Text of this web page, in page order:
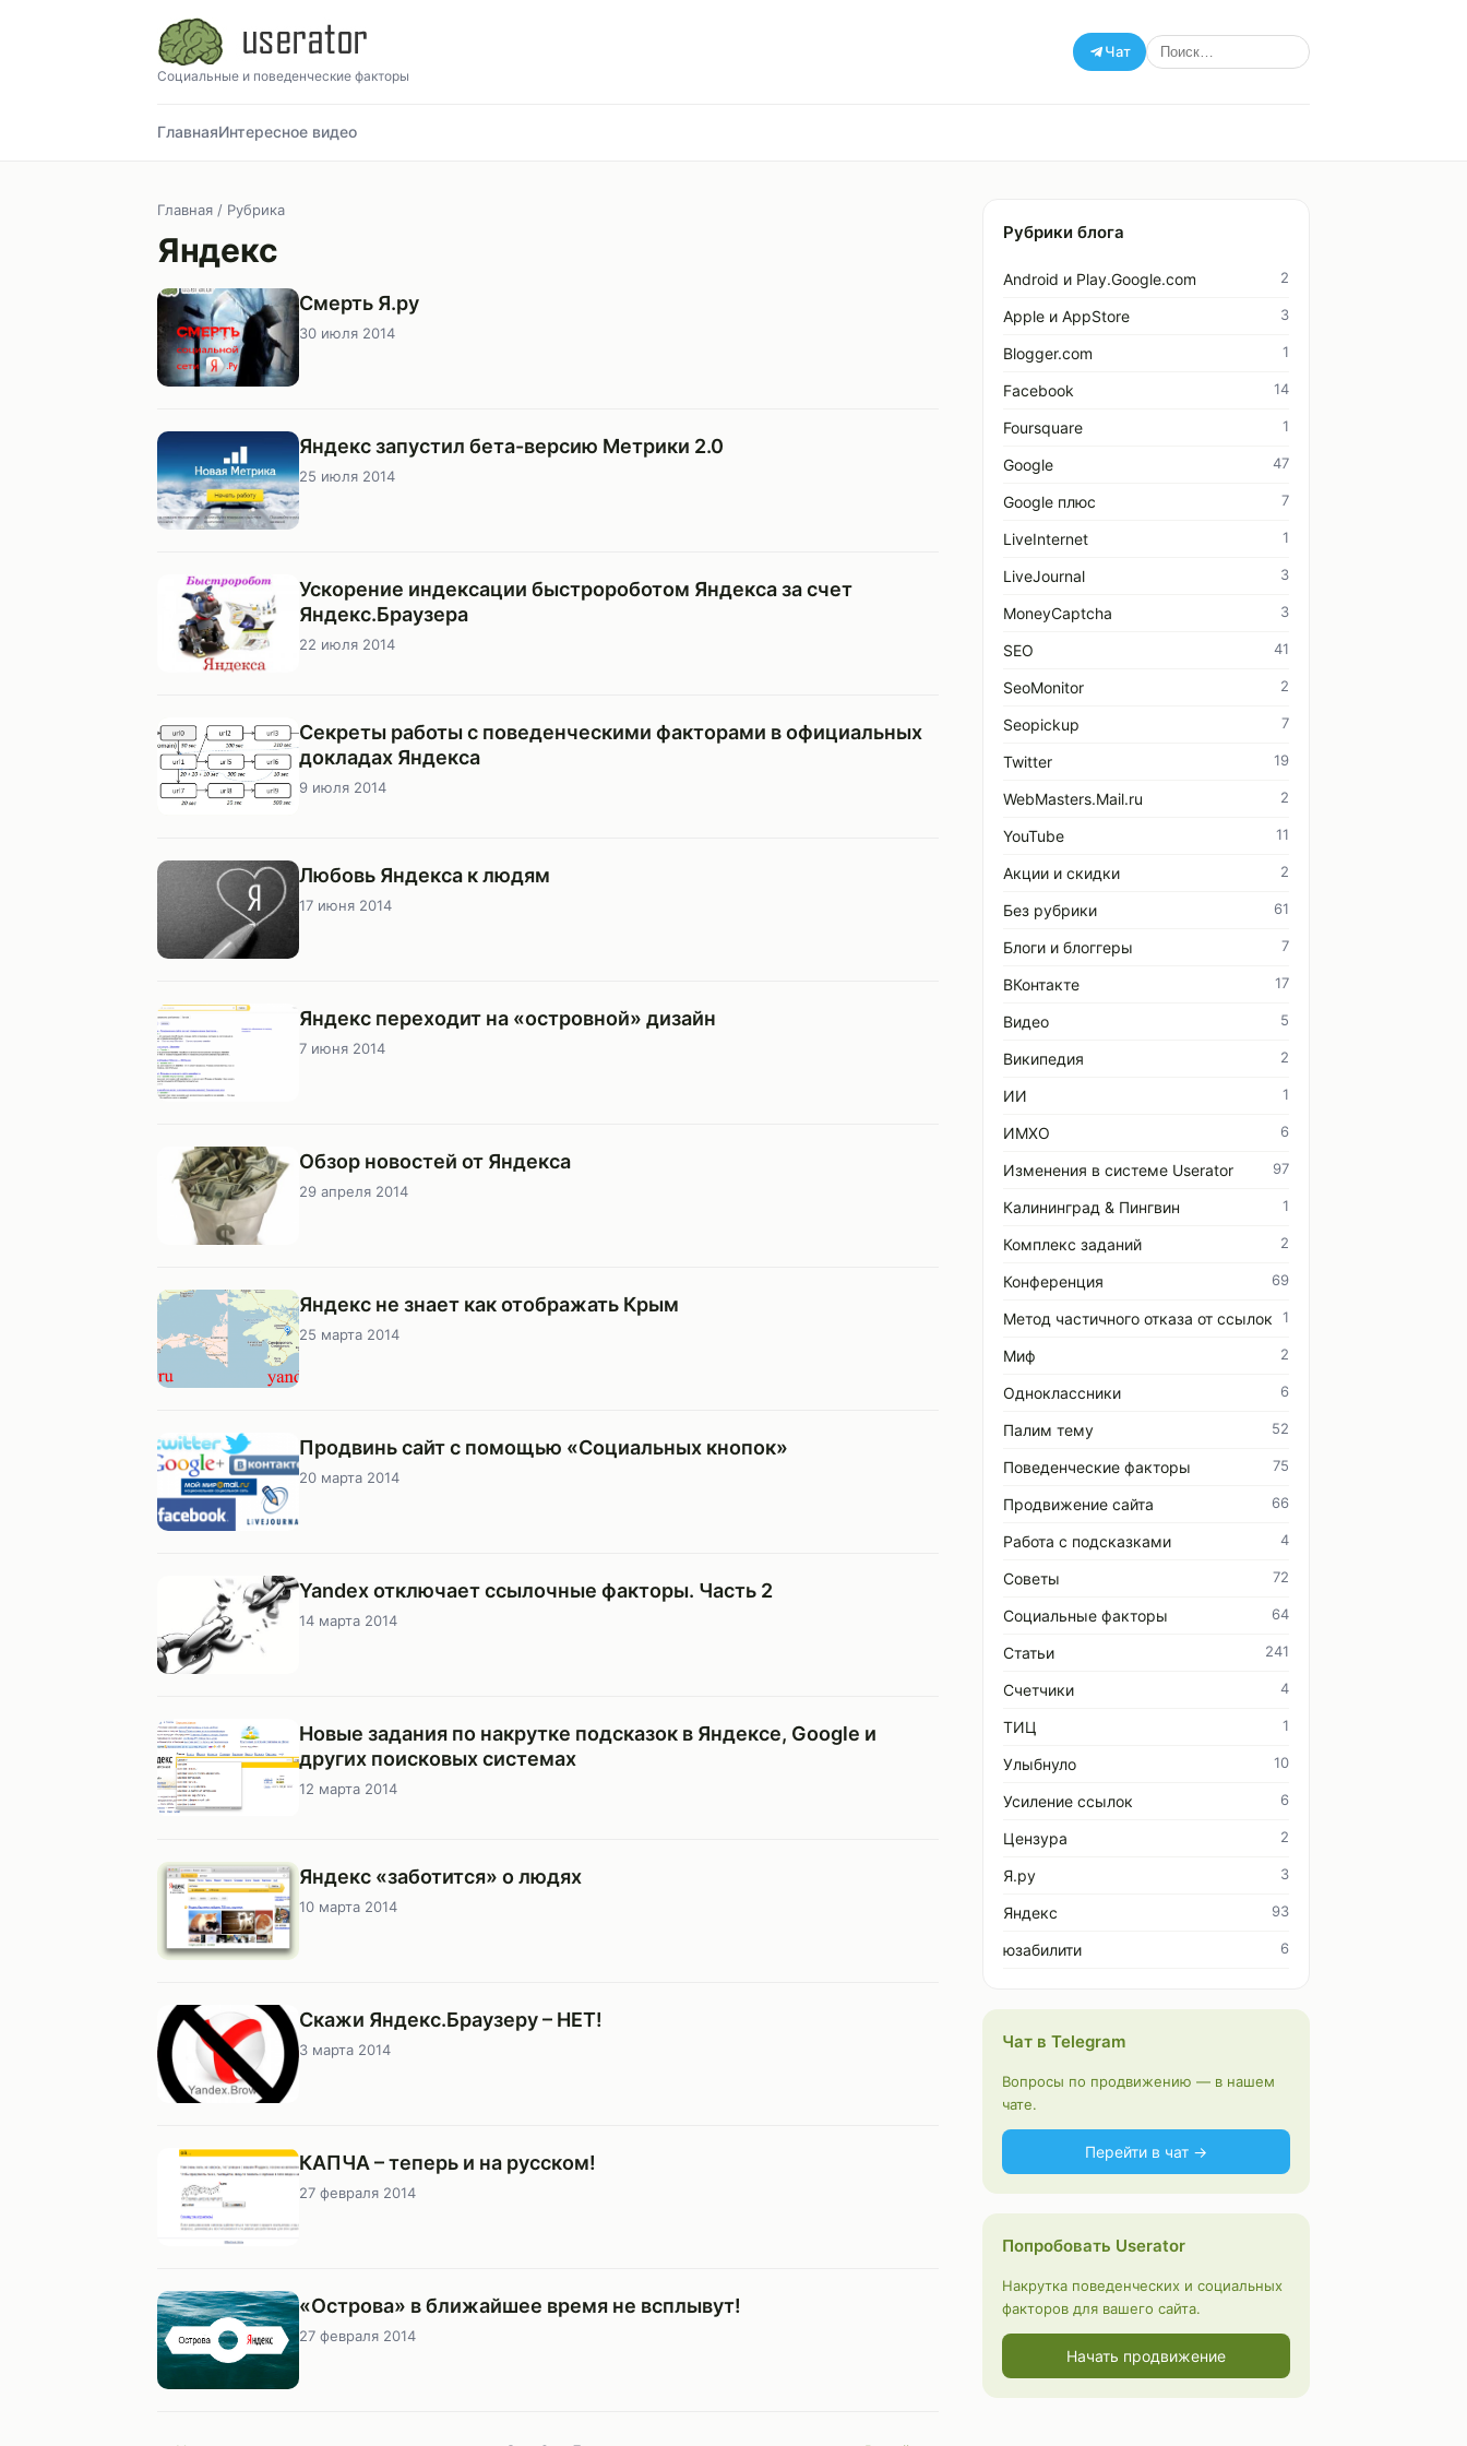
Социальные и поведенческие факторы
Чат
ГлавнаяИнтересное видео
Главная / Рубрика
Яндекс
Смерть Я.ру
30 июля 2014
Яндекс запустил бета-версию Метрики 2.0
25 июля 2014
Ускорение индексации быстророботом Яндекса за счет
Яндекс.Браузера
22 июля 2014
Секреты работы с поведенческими факторами в официальных
докладах Яндекса
9 июля 2014
Любовь Яндекса к людям
17 июня 2014
Яндекс переходит на «островной» дизайн
7 июня 2014
Обзор новостей от Яндекса
29 апреля 2014
Яндекс не знает как отображать Крым
25 марта 2014
Продвинь сайт с помощью «Социальных кнопок»
20 марта 2014
Yandex отключает ссылочные факторы. Часть 2
14 марта 2014
Новые задания по накрутке подсказок в Яндексе, Google и
других поисковых системах
12 марта 2014
Яндекс «заботится» о людях
10 марта 2014
Скажи Яндекс.Браузеру – НЕТ!
3 марта 2014
КАПЧА – теперь и на русском!
27 февраля 2014
«Острова» в ближайшее время не всплывут!
27 февраля 2014
Рубрики блога
Android и Play.Google.com 2
Apple и AppStore 3
Blogger.com 1
Facebook 14
Foursquare 1
Google 47
Google плюс 7
LiveInternet 1
LiveJournal 3
MoneyCaptcha 3
SEO 41
SeoMonitor 2
Seopickup 7
Twitter 19
WebMasters.Mail.ru 2
YouTube 11
Акции и скидки 2
Без рубрики 61
Блоги и блоггеры 7
ВКонтакте 17
Видео 5
Википедия 2
ИИ 1
ИМХО 6
Изменения в системе Userator 97
Калининград & Пингвин 1
Комплекс заданий 2
Конференция 69
Метод частичного отказа от ссылок 1
Миф 2
Одноклассники 6
Палим тему 52
Поведенческие факторы 75
Продвижение сайта 66
Работа с подсказками 4
Советы 72
Социальные факторы 64
Статьи 241
Счетчики 4
ТИЦ 1
Улыбнуло 10
Усиление ссылок 6
Цензура 2
Я.ру 3
Яндекс 93
юзабилити 6
Чат в Telegram
Вопросы по продвижению — в нашем
чате.
Перейти в чат →
Попробовать Userator
Накрутка поведенческих и социальных
факторов для вашего сайта.
Начать продвижение